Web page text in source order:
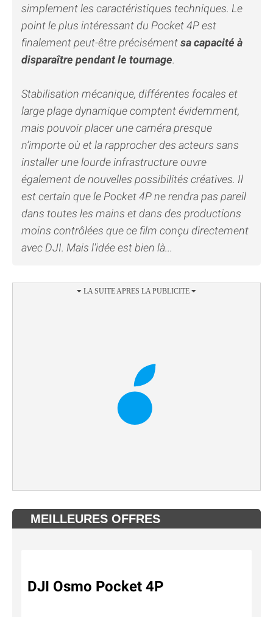
simplement les caractéristiques techniques. Le
point le plus intéressant du Pocket 4P est
finalement peut-être précisémentsa capacité à
disparaître pendant le tournage.
Stabilisation mécanique, différentes focales et
large plage dynamique comptent évidemment,
mais pouvoir placer une caméra presque
n’importe où et la rapprocher des acteurs sans
installer une lourde infrastructure ouvre
également de nouvelles possibilités créatives. Il
est certain que le Pocket 4P ne rendra pas pareil
dans toutes les mains et dans des productions
moins contrôlées que ce film conçu directement
avec DJI. Mais l'idée est bien là...
MEILLEURES OFFRES
DJI Osmo Pocket 4P